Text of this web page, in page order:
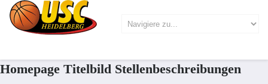
Homepage Titelbild Stellenbeschreibungen